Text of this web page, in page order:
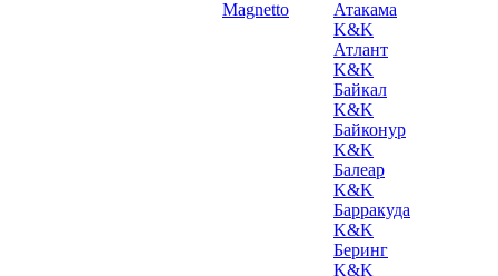
Magnetto
Атакама
K&K
Атлант
K&K
Байкал
K&K
Байконур
K&K
Балеар
K&K
Барракуда
K&K
Беринг
K&K